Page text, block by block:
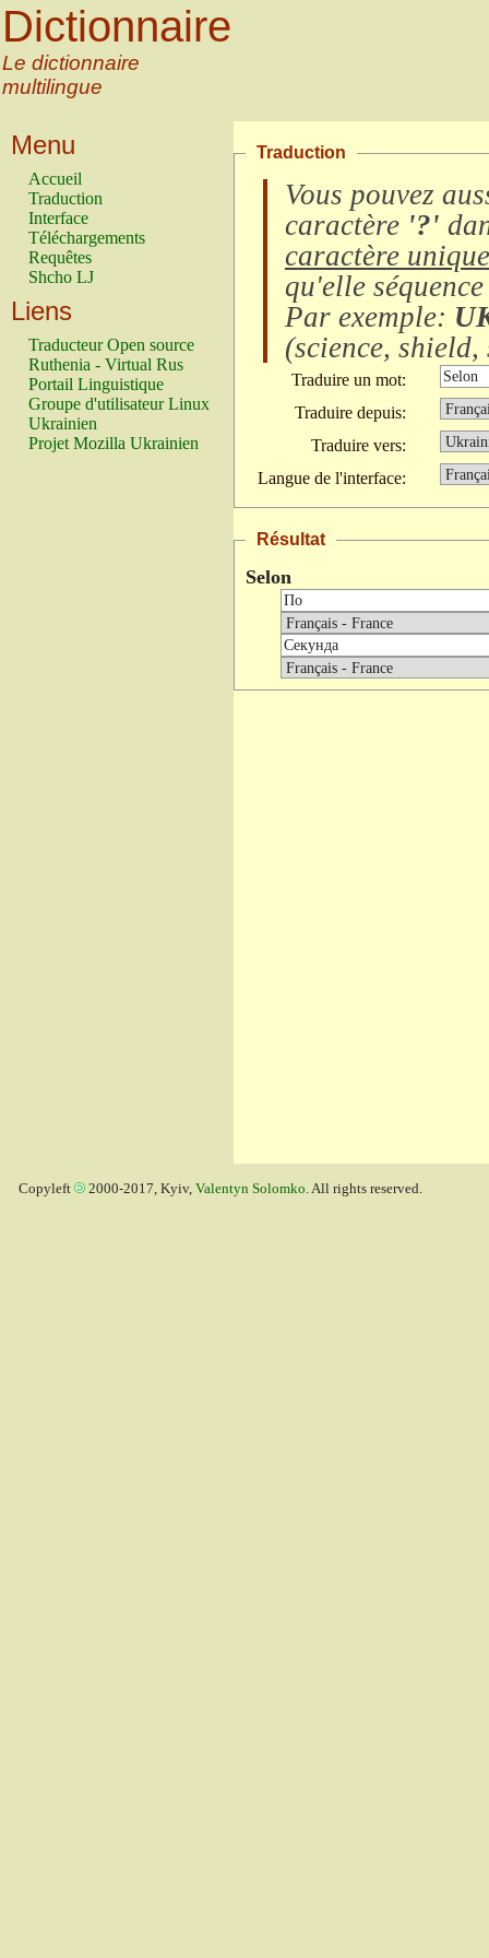
Dictionnaire
Le dictionnaire
multilingue
Menu
Accueil
Traduction
Interface
Téléchargements
Requêtes
Shcho LJ
Liens
Traducteur Open source
Ruthenia - Virtual Rus
Portail Linguistique
Groupe d'utilisateur Linux
Ukrainien
Projet Mozilla Ukrainien
Traduction
Vous pouvez
caractère '?'
caractère unique
qu'elle
Par exemple:
(science, shield,
Traduire un mot:
Traduire depuis:
Traduire vers:
Langue de l'interface:
Résultat
Selon
Copyleft 2000-2017, Kyiv, Valentyn Solomko. All rights reserved.